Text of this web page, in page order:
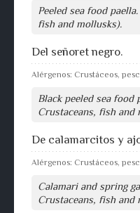
Peeled sea food
fish and mollusks).
Del señoret negro.
Alérgenos: Crustáceos,
Black peeled sea food
Crustaceans, fish and
De calamarcitos y
Alérgenos: Crustáceos,
Calamari and spring
Crustaceans, fish and